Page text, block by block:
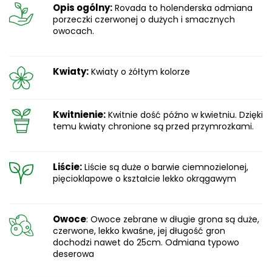
Opis ogólny: Rovada to holenderska odmiana
porzeczki czerwonej o dużych i smacznych
owocach.
Kwiaty: Kwiaty o żółtym kolorze
Kwitnienie: Kwitnie dość późno w kwietniu. Dzięki
temu kwiaty chronione są przed przymrozkami.
Liście: Liście są duże o barwie ciemnozielonej,
pięcioklapowe o kształcie lekko okrągawym
Owoce: Owoce zebrane w długie grona są duże,
czerwone, lekko kwaśne, jej długość gron
dochodzi nawet do 25cm. Odmiana typowo
deserowa